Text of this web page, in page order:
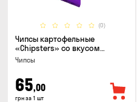
(0)
Чипсы картофельные
«Chipsters» со вкусом
острый удон, 100г
Чипсы
65,00
грн за 1 шт